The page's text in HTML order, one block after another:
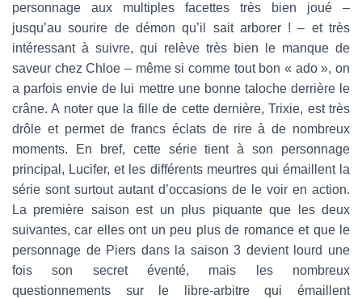
personnage aux multiples facettes très bien joué –
jusqu’au sourire de démon qu’il sait arborer ! – et très
intéressant à suivre, qui relève très bien le manque de
saveur chez Chloe – même si comme tout bon « ado », on
a parfois envie de lui mettre une bonne taloche derrière le
crâne. A noter que la fille de cette dernière, Trixie, est très
drôle et permet de francs éclats de rire à de nombreux
moments. En bref, cette série tient à son personnage
principal, Lucifer, et les différents meurtres qui émaillent la
série sont surtout autant d’occasions de le voir en action.
La première saison est un plus piquante que les deux
suivantes, car elles ont un peu plus de romance et que le
personnage de Piers dans la saison 3 devient lourd une
fois son secret éventé, mais les nombreux
questionnements sur le libre-arbitre qui émaillent